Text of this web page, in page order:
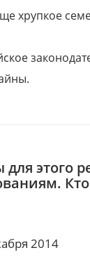
хрупкое
этого
2014